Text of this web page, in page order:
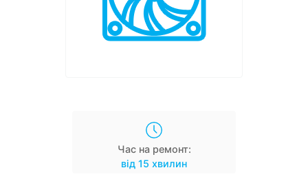
Час на ремонт:
від 15 хвилин